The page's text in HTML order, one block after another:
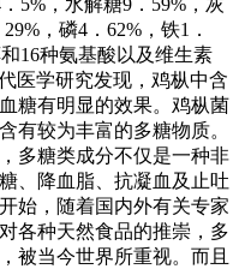
5%，水解糖9．59%，灰
，磷4．62%，铁1．
16种氨基酸以及维生素
医学研究发现，鸡枞中含
糖有明显的效果。鸡枞菌
有较为丰富的多糖物质。
多糖类成分不仅是一种非
、降血脂、抗凝血及止吐
始，随着国内外有关专家
各种天然食品的推崇，多
被当今世界所重视。而且